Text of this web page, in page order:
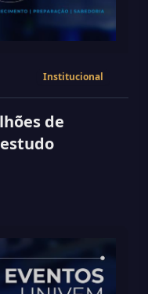
Institucional
de